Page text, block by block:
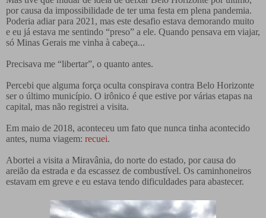
por causa da impossibilidade de ter uma festa em plena pandemia.
Poderia adiar para 2021, mas este desafio estava demorando muito
e eu já estava me sentindo “preso” a ele. Quando pensava em viajar,
só Minas Gerais me vinha à cabeça...
Precisava me “libertar”, o quanto antes.
Percebi que alguma força oculta conspirava contra Belo Horizonte
ser o último município. O irônico é que estive por várias etapas na
capital, mas não registrei a visita.
Em maio de 2018, aconteceu um fato que nunca tinha acontecido
antes, numa viagem: recuei.
Abortei a visita a Miravânia, do norte do estado, por causa do
areião da estrada e da escassez de combustível. Os caminhoneiros
estavam em greve e eu estava tendo dificuldades para abastecer.